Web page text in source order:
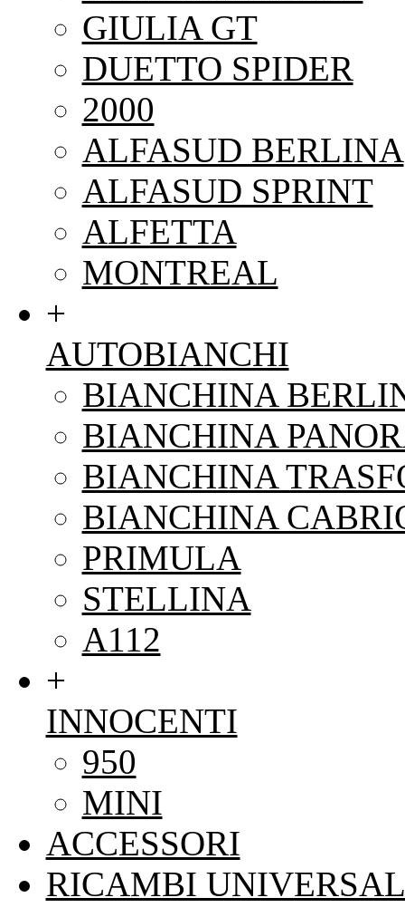
GIULIA GT
DUETTO SPIDER
2000
ALFASUD BERLINA
ALFASUD SPRINT
ALFETTA
MONTREAL
+
AUTOBIANCHI
BIANCHINA
BIANCHINA
BIANCHINA
BIANCHINA
PRIMULA
STELLINA
A112
+
INNOCENTI
950
MINI
ACCESSORI
RICAMBI